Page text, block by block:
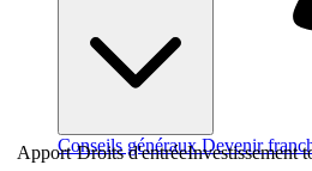
Conseils généraux Devenir
Apport Droits d'entréeInvestissement